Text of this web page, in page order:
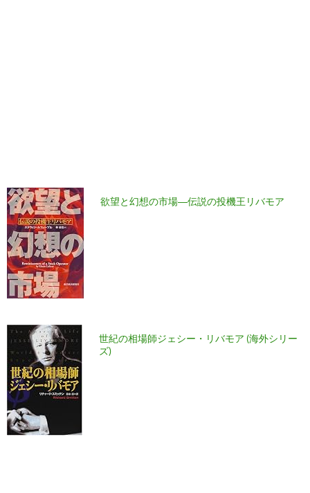
欲望と幻想の市場―伝説の投機王リバモア
世紀の相場師ジェシー・リバモア (海外シリー
ズ)